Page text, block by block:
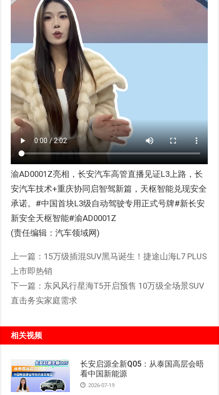
渝AD0001Z亮相，长安汽车高管直播见证L3上路，长
安汽车技术+重庆协同启智驾新篇，天枢智能兑现安全
承诺。#中国首块L3级自动驾驶专用正式号牌#新长安
新安全天枢智能#渝AD0001Z
(责任编辑：汽车领域网)
上一篇： 15万级插混SUV黑马诞生！捷途山海L7 PLUS
上市即热销
下一篇： 东风风行星海T5开启预售 10万级全场景SUV
直击务实家庭需求
相关视频
长安启源全新Q05：从泰国高层会晤
看中国新能源
2026-07-19